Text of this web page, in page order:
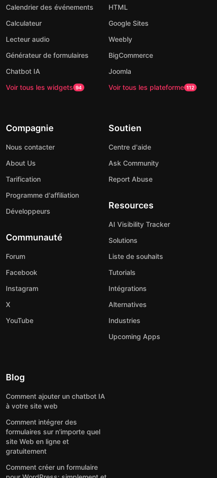
Calendrier des événements
Calculateur
Lecteur audio
Générateur de formulaires
Chatbot IA
Voir tous les widgets 94
HTML
Google Sites
Weebly
BigCommerce
Joomla
Voir tous les plateforme 112
Compagnie
Nous contacter
About Us
Tarification
Programme d'affiliation
Développeurs
Communauté
Forum
Facebook
Instagram
X
YouTube
Soutien
Centre d'aide
Ask Community
Report Abuse
Resources
AI Visibility Tracker
Solutions
Liste de souhaits
Tutorials
Intégrations
Alternatives
Industries
Upcoming Apps
Blog
Comment ajouter un chatbot IA
à votre site web
Comment intégrer des
formulaires sur n'importe quel
site Web en ligne et
gratuitement
Comment créer un formulaire